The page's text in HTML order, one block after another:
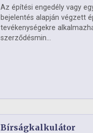
Az építési engedély vagy
bejelentés alapján végzett
tevékenységekre
szerződésmin...
Bírságkalkulátor